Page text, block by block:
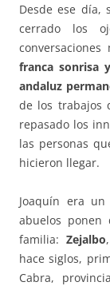
Desde ese día,
cerrado los
franca sonrisa
andaluz
de los trabajos
repasado los
las personas
hicieron llegar.
Joaquín era
abuelos ponen
familia:Zejalbo
hace siglos,
Cabra,